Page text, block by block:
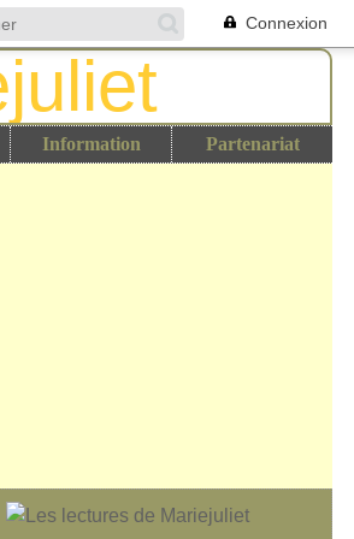
Connexion
Information Partenariat